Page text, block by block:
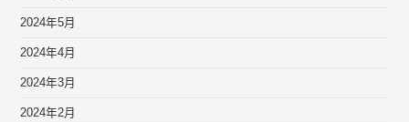
2024年5月
2024年4月
2024年3月
2024年2月